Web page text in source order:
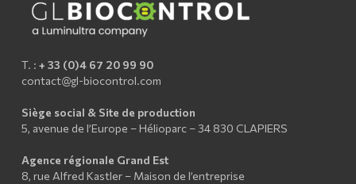
T. : + 33 (0)4 67 20 99 90
contact@gl-biocontrol.com
Siège social & Site de production
5, avenue de l’Europe – Hélioparc – 34 830 CLAPIERS
Agence régionale Grand Est
8, rue Alfred Kastler – Maison de l’entreprise